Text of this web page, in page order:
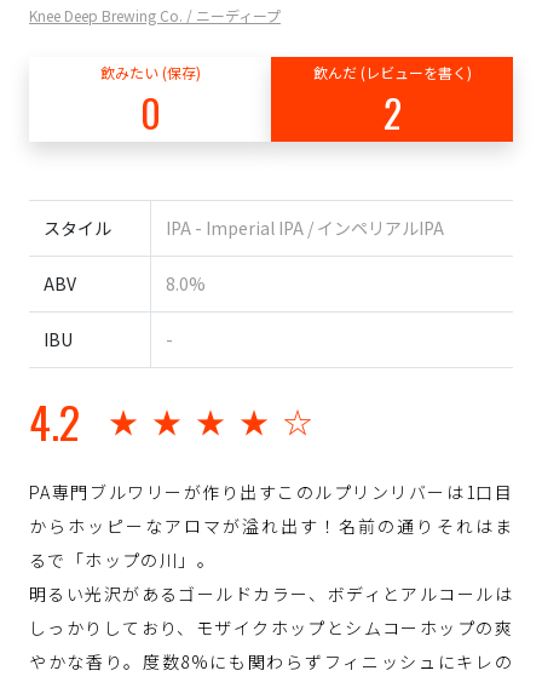
Knee Deep Brewing Co. / ニーディープ
飲みたい (保存)
0
飲んだ (レビューを書く)
2
スタイル IPA - Imperial IPA / インペリアルIPA
ABV 8.0%
IBU -
4.2 ★★★★☆
PA専門ブルワリーが作り出すこのルプリンリバーは1口目
からホッピーなアロマが溢れ出す！名前の通りそれはま
るで「ホップの川」。
明るい光沢があるゴールドカラー、ボディとアルコールは
しっかりしており、モザイクホップとシムコーホップの爽
やかな香り。度数8%にも関わらずフィニッシュにキレの